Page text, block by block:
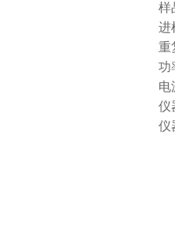
样品
进样
重复
功率
电源
仪器
仪器